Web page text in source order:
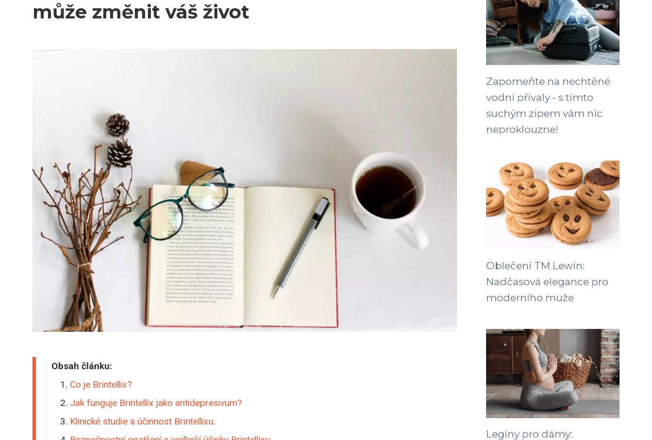
může změnit váš život
Obsah článku:
Co je Brintellix?
Jak funguje Brintellix jako antidepresivum?
Klinické studie a účinnost Brintellixu.
Zapomeňte na nechtěné
vodní přívaly - s tímto
suchým zipem vám nic
neproklouzne!
Oblečení TM Lewin:
Nadčasová elegance pro
moderního muže
Legíny pro dámy: